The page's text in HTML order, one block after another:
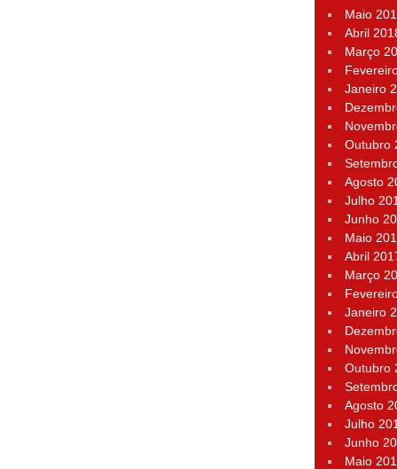
Maio
Abril
Março
Janeiro
Outubro
Agosto
Julho
Junho
Maio
Abril
Março
Janeiro
Outubro
Agosto
Julho
Junho
Maio